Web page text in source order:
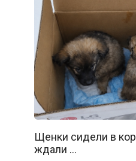
Щенки сидели в
ждали …